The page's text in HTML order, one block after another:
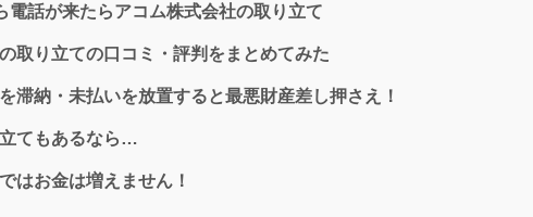
電話が来たらアコム株式会社の取り立て
取り立ての口コミ・評判をまとめてみた
滞納・未払いを放置すると最悪財産差し押さえ！
てもあるなら…
はお金は増えません！